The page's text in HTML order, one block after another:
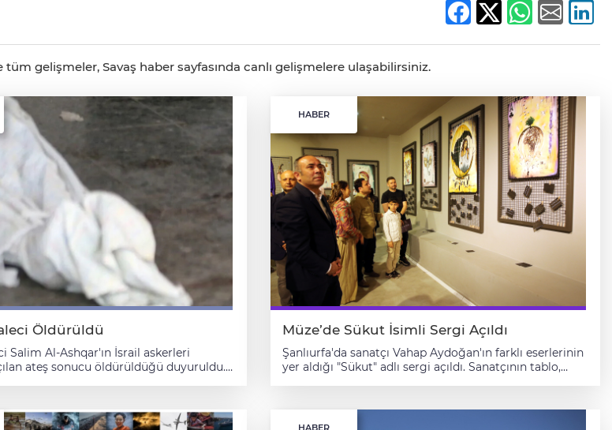
gelişmeler, Savaş haber sayfasında canlı gelişmelere ulaşabilirsiniz.
Öldürüldü
Salim Al-Ashqar'ın İsrail askerleri
ateş sonucu öldürüldüğü duyuruldu.
güçlerinin açtığı ateş sonucu hayatını
El Club
HABER
Müze’de Sükut İsimli Sergi Açıldı
Şanlıurfa'da sanatçı Vahap Aydoğan'ın farklı eserlerinin
yer aldığı "Sükut" adlı sergi açıldı. Sanatçının tablo,
beğenisine sunuldu. Vahap Aydoğan, gazetecilere,
serginin omurgasının kadın cinayetleri, göç ve savaş